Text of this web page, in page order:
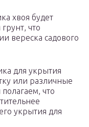
хвоя будет
что
вереска садового
для укрытия
или различные
что
укрытия для